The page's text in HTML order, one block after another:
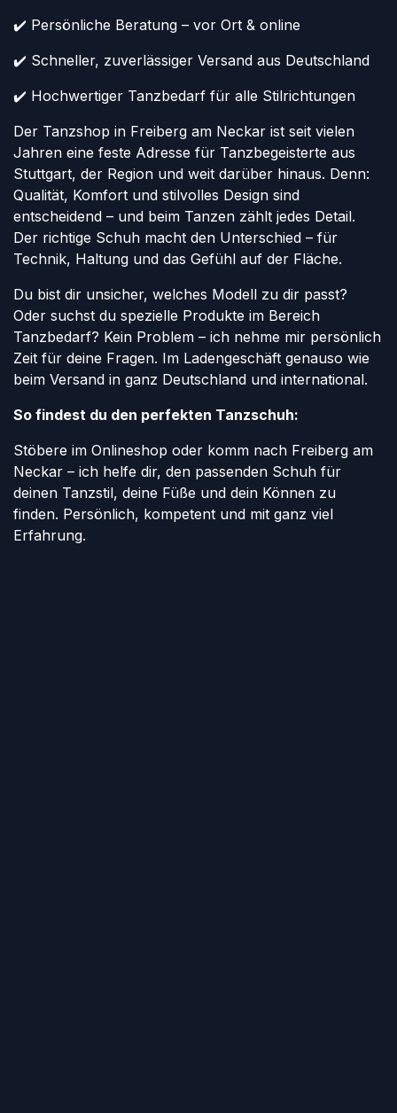
✔️ Persönliche Beratung – vor Ort & online
✔️ Schneller, zuverlässiger Versand aus Deutschland
✔️ Hochwertiger Tanzbedarf für alle Stilrichtungen
Der Tanzshop in Freiberg am Neckar ist seit vielen
Jahren eine feste Adresse für Tanzbegeisterte aus
Stuttgart, der Region und weit darüber hinaus. Denn:
Qualität, Komfort und stilvolles Design sind
entscheidend – und beim Tanzen zählt jedes Detail.
Der richtige Schuh macht den Unterschied – für
Technik, Haltung und das Gefühl auf der Fläche.
Du bist dir unsicher, welches Modell zu dir passt?
Oder suchst du spezielle Produkte im Bereich
Tanzbedarf? Kein Problem – ich nehme mir persönlich
Zeit für deine Fragen. Im Ladengeschäft genauso wie
beim Versand in ganz Deutschland und international.
So findest du den perfekten Tanzschuh:
Stöbere im Onlineshop oder komm nach Freiberg am
Neckar – ich helfe dir, den passenden Schuh für
deinen Tanzstil, deine Füße und dein Können zu
finden. Persönlich, kompetent und mit ganz viel
Erfahrung.